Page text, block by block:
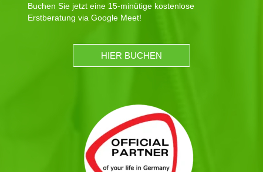
Buchen Sie jetzt eine 15-minütige kostenlose
Erstberatung via Google Meet!
HIER BUCHEN